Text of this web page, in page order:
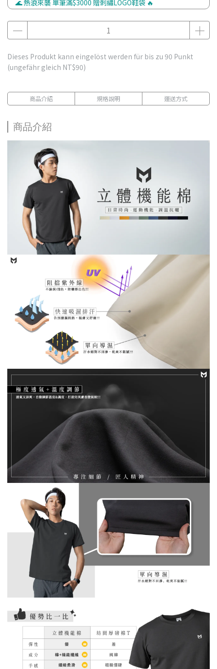
🌊 熱浪來襲 單筆滿$3000 贈刺繡LOGO鞋袋 🔥
Dieses Produkt kann eingelöst werden für bis zu 90 Punkt
(ungefähr gleich NT$90)
商品介紹 規格說明 運送方式
商品介紹